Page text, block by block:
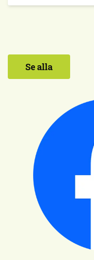
Se alla